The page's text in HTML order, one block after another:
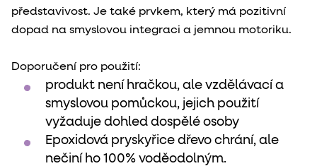
představivost. Je také prvkem, který má pozitivní
dopad na smyslovou integraci a jemnou motoriku.
Doporučení pro použití:
produkt není hračkou, ale vzdělávací a
smyslovou pomůckou, jejich použití
vyžaduje dohled dospělé osoby
Epoxidová pryskyřice dřevo chrání, ale
nečiní ho 100% voděodolným.